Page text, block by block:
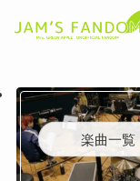
楽曲一覧